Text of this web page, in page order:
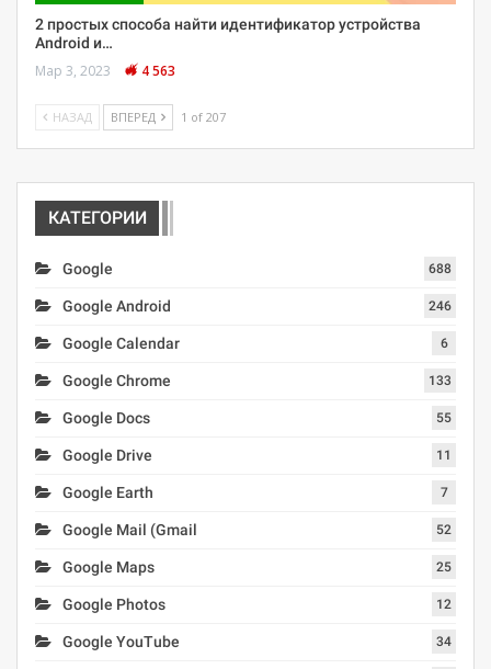
2 простых способа найти идентификатор устройства
Android и…
Мар 3, 2023 4 563
НАЗАД ВПЕРЕД 1 of 207
КАТЕГОРИИ
Google 688
Google Android 246
Google Calendar 6
Google Chrome 133
Google Docs 55
Google Drive 11
Google Earth 7
Google Mail (Gmail 52
Google Maps 25
Google Photos 12
Google YouTube 34